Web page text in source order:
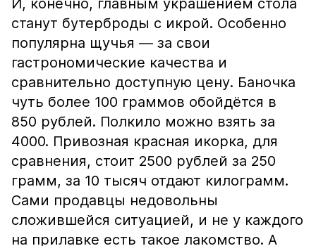
И, конечно, главным украшением стола
станут бутерброды с икрой. Особенно
популярна щучья — за свои
гастрономические качества и
сравнительно доступную цену. Баночка
чуть более 100 граммов обойдётся в
850 рублей. Полкило можно взять за
4000. Привозная красная икорка, для
сравнения, стоит 2500 рублей за 250
грамм, за 10 тысяч отдают килограмм.
Сами продавцы недовольны
сложившейся ситуацией, и не у каждого
на прилавке есть такое лакомство. А